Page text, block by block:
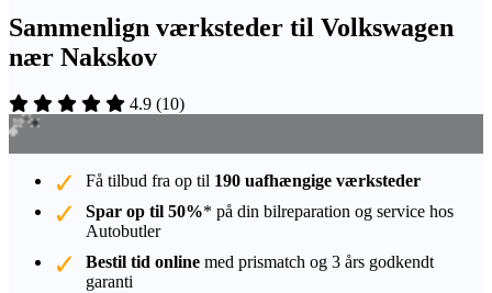
Sammenlign værksteder til Volkswagen
nær Nakskov
4.9 (10)
Få tilbud fra op til 190 uafhængige værksteder
Spar op til 50%* på din bilreparation og service hos
Autobutler
Bestil tid online med prismatch og 3 års godkendt
garanti